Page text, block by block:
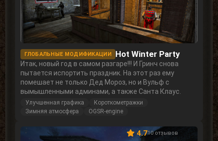
ГЛОБАЛЬНЫЕ МОДИФИКАЦИИ Hot Winter Party
Итак, новый год в самом разгаре!!! И Гринч снова
пытается испортить праздник. На этот раз ему
помешает не только Дед Мороз, но и Вульф с
вымышленными админами, а также Санта Клаус.
Улучшенная графика
Короткометражки
Зимняя атмосфера
OGSR-engine
4.710 отзывов